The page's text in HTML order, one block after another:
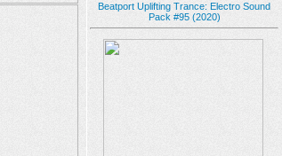
Beatport Uplifting Trance: Electro Sound
Pack #95 (2020)